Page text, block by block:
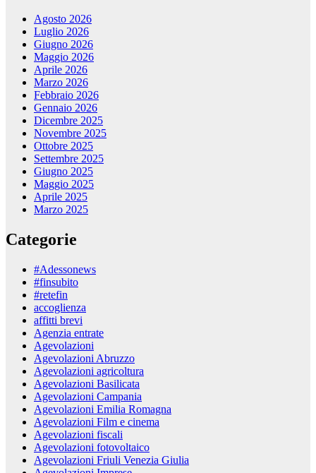
Agosto 2026
Luglio 2026
Giugno 2026
Maggio 2026
Aprile 2026
Marzo 2026
Febbraio 2026
Gennaio 2026
Dicembre 2025
Novembre 2025
Ottobre 2025
Settembre 2025
Giugno 2025
Maggio 2025
Aprile 2025
Marzo 2025
Categorie
#Adessonews
#finsubito
#retefin
accoglienza
affitti brevi
Agenzia entrate
Agevolazioni
Agevolazioni Abruzzo
Agevolazioni agricoltura
Agevolazioni Basilicata
Agevolazioni Campania
Agevolazioni Emilia Romagna
Agevolazioni Film e cinema
Agevolazioni fiscali
Agevolazioni fotovoltaico
Agevolazioni Friuli Venezia Giulia